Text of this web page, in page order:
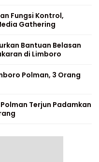
Fungsi Kontrol,
Gathering
Bantuan Belasan
di Limboro
Polman, 3 Orang
Terjun Padamkan